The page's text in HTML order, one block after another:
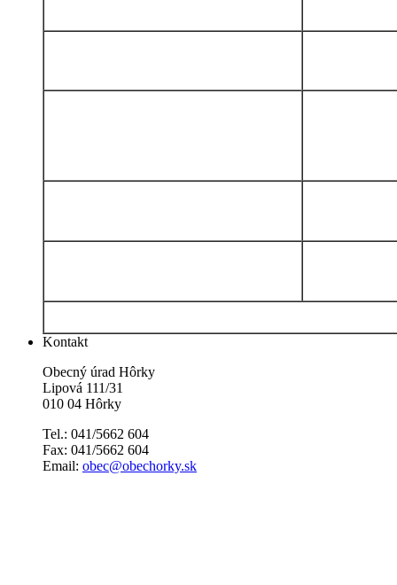
Kontakt
Obecný úrad Hôrky
Lipová 111/31
010 04 Hôrky
Tel.: 041/5662 604
Fax: 041/5662 604
Email: obec@obechorky.sk